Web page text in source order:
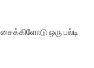
ஒரு பல்டி